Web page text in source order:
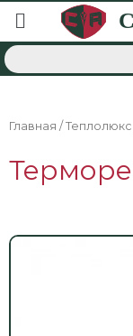
Главная / Теплолюкс